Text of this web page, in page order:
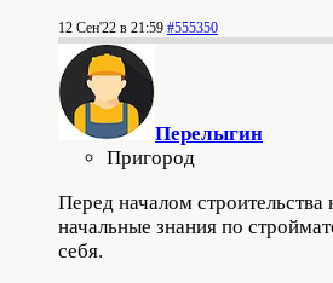
12 Сен'22 в 21:59 #555350
Перелыгин
Пригород
Перед началом
начальные знания по
себя.